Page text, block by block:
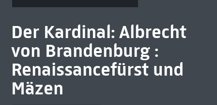
Der Kardinal: Albrecht
von Brandenburg :
Renaissancefürst und
Mäzen